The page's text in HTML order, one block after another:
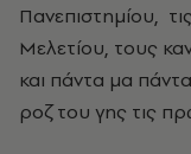
Πανεπιστημίου,
Μελετίου, τους
και πάντα μα
ροζ του γης τις